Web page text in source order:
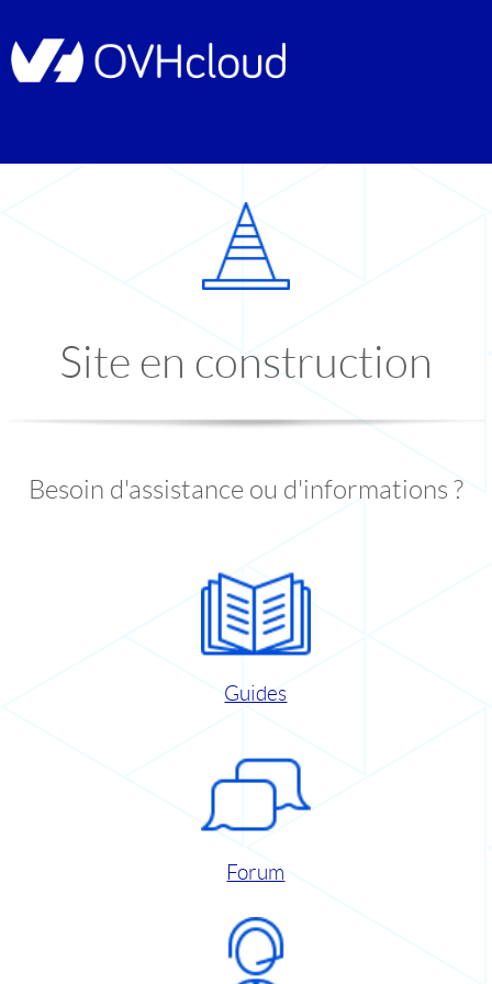
Site en construction
Besoin d'assistance ou d'informations ?
Guides
Forum